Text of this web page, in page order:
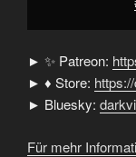
► ✨ Patreon:
► ♦ Store:
► Bluesky:
Für mehr